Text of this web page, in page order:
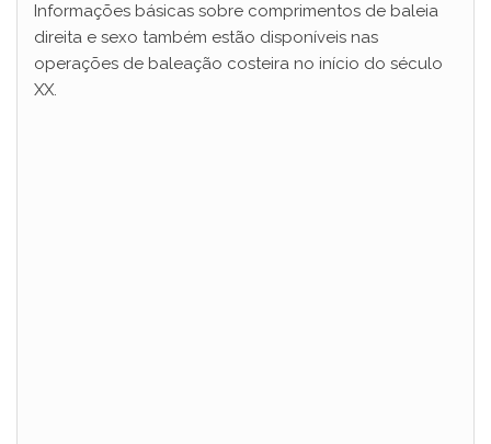
Informações básicas sobre comprimentos de baleia
direita e sexo também estão disponíveis nas
operações de baleação costeira no início do século
XX.